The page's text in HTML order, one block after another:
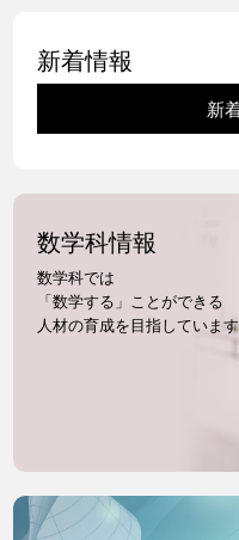
新着情報
新
数学科情報
数学科では
「数学する」ことができる
人材の育成を目指しています